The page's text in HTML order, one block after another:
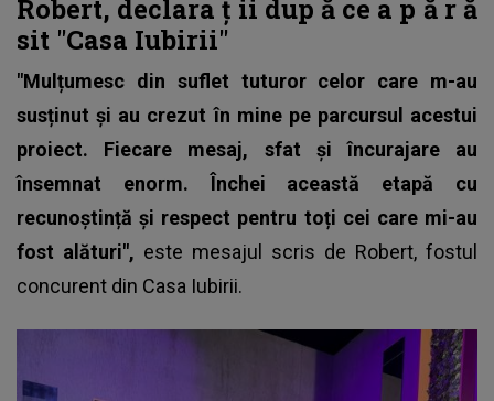
Robert, declaraț ii dup ă ce a p ă r ă
sit "Casa Iubirii"
"Mulțumesc din suflet tuturor celor care m-au
susținut și au crezut în mine pe parcursul acestui
proiect. Fiecare mesaj, sfat și încurajare au
însemnat enorm. Închei această etapă cu
recunoștință și respect pentru toți cei care mi-au
fost alături", este mesajul scris de Robert, fostul
concurent din Casa Iubirii.